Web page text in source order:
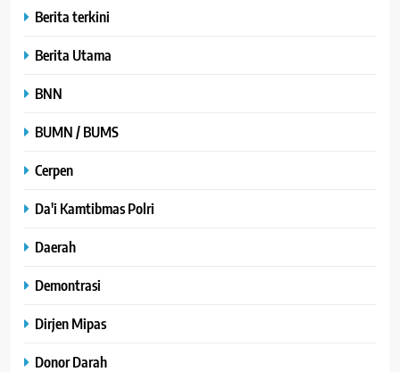
Berita terkini
Berita Utama
BNN
BUMN / BUMS
Cerpen
Da'i Kamtibmas Polri
Daerah
Demontrasi
Dirjen Mipas
Donor Darah